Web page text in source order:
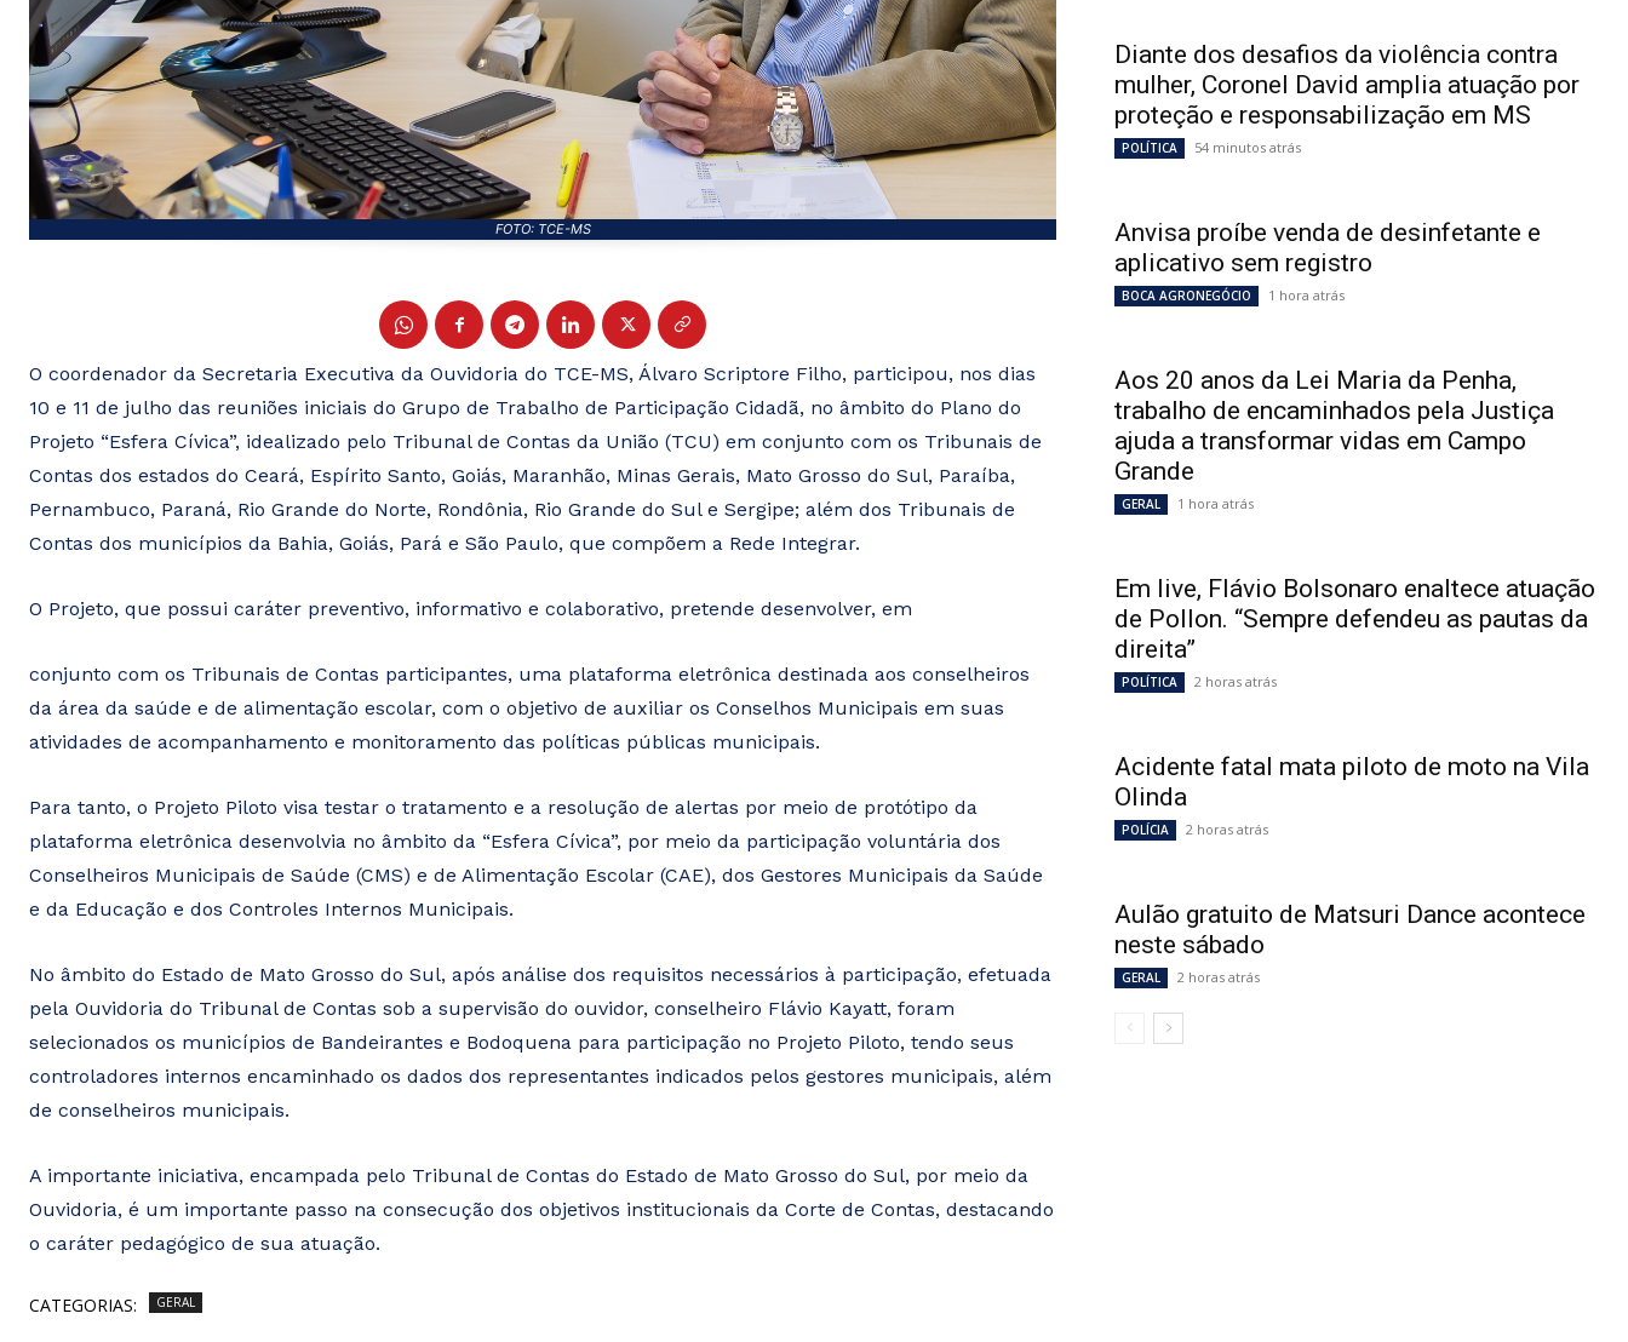
FOTO: TCE-MS
O coordenador da Secretaria Executiva da Ouvidoria do TCE-MS, Álvaro Scriptore Filho, participou, nos dias
10 e 11 de julho das reuniões iniciais do Grupo de Trabalho de Participação Cidadã, no âmbito do Plano do
Projeto “Esfera Cívica”, idealizado pelo Tribunal de Contas da União (TCU) em conjunto com os Tribunais de
Contas dos estados do Ceará, Espírito Santo, Goiás, Maranhão, Minas Gerais, Mato Grosso do Sul, Paraíba,
Pernambuco, Paraná, Rio Grande do Norte, Rondônia, Rio Grande do Sul e Sergipe; além dos Tribunais de
Contas dos municípios da Bahia, Goiás, Pará e São Paulo, que compõem a Rede Integrar.
O Projeto, que possui caráter preventivo, informativo e colaborativo, pretende desenvolver, em
conjunto com os Tribunais de Contas participantes, uma plataforma eletrônica destinada aos conselheiros
da área da saúde e de alimentação escolar, com o objetivo de auxiliar os Conselhos Municipais em suas
atividades de acompanhamento e monitoramento das políticas públicas municipais.
Para tanto, o Projeto Piloto visa testar o tratamento e a resolução de alertas por meio de protótipo da
plataforma eletrônica desenvolvia no âmbito da “Esfera Cívica”, por meio da participação voluntária dos
Conselheiros Municipais de Saúde (CMS) e de Alimentação Escolar (CAE), dos Gestores Municipais da Saúde
e da Educação e dos Controles Internos Municipais.
No âmbito do Estado de Mato Grosso do Sul, após análise dos requisitos necessários à participação, efetuada
pela Ouvidoria do Tribunal de Contas sob a supervisão do ouvidor, conselheiro Flávio Kayatt, foram
selecionados os municípios de Bandeirantes e Bodoquena para participação no Projeto Piloto, tendo seus
controladores internos encaminhado os dados dos representantes indicados pelos gestores municipais, além
de conselheiros municipais.
A importante iniciativa, encampada pelo Tribunal de Contas do Estado de Mato Grosso do Sul, por meio da
Ouvidoria, é um importante passo na consecução dos objetivos institucionais da Corte de Contas, destacando
o caráter pedagógico de sua atuação.
CATEGORIAS: GERAL
Diante dos desafios da violência contra
mulher, Coronel David amplia atuação por
proteção e responsabilização em MS
POLÍTICA 54 minutos atrás
Anvisa proíbe venda de desinfetante e
aplicativo sem registro
BOCA AGRONEGÓCIO 1 hora atrás
Aos 20 anos da Lei Maria da Penha,
trabalho de encaminhados pela Justiça
ajuda a transformar vidas em Campo
Grande
GERAL 1 hora atrás
Em live, Flávio Bolsonaro enaltece atuação
de Pollon. “Sempre defendeu as pautas da
direita”
POLÍTICA 2 horas atrás
Acidente fatal mata piloto de moto na Vila
Olinda
POLÍCIA 2 horas atrás
Aulão gratuito de Matsuri Dance acontece
neste sábado
GERAL 2 horas atrás